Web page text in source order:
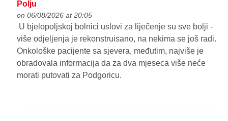
Polju
on 06/08/2026 at 20:05
U bjelopoljskoj bolnici uslovi za liječenje su sve bolji -
više odjeljenja je rekonstruisano, na nekima se još radi.
Onkološke pacijente sa sjevera, međutim, najviše je
obradovala informacija da za dva mjeseca više neće
morati putovati za Podgoricu.